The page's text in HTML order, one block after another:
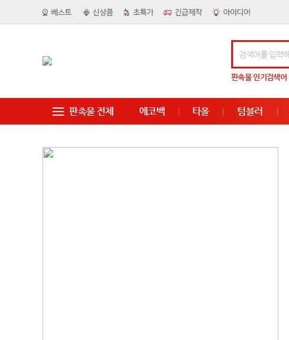
판촉물인기검색어
판촉물 전체 에코백 타올 텀블러